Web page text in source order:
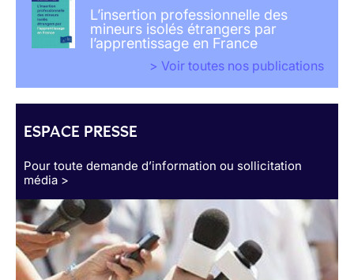
L’insertion professionnelle des
mineurs isolés étrangers par
l’apprentissage en France
> Voir toutes nos publications
ESPACE PRESSE
Pour toute demande d’information ou sollicitation
média >